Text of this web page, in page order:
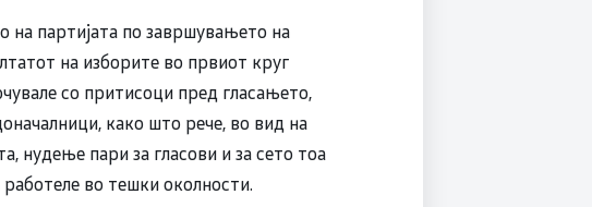
на партијата по завршувањето на
на изборите во првиот круг
со притисоци пред гласањето,
како што рече, во вид на
нудење пари за гласови и за сето тоа
во тешки околности.